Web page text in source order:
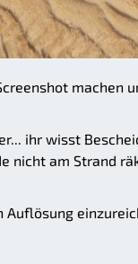
machen
ihr wisst
nicht am Strand
Auflösung